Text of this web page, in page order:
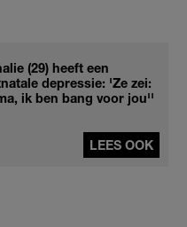
(29) heeft een
depressie: 'Ze zei:
ik ben bang voor jou''
LEES OOK